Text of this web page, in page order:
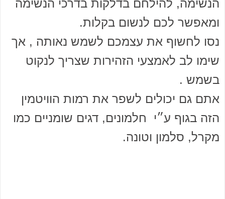
הנשימה, להילחם בדלקות בדרכי הנשימה
ומאפשר לכם לנשום בקלות.
נסו לחשוף את עצמכם לשמש נאותה , אך
שימו לב לאמצעי הזהירות שצריך לנקוט
בשמש .
אתם גם יכולים לשפר את רמות הוויטמין
הזה בגוף ע״י חלמונים, דגים שומניים כמו
מקרל, סלמון וטונה.